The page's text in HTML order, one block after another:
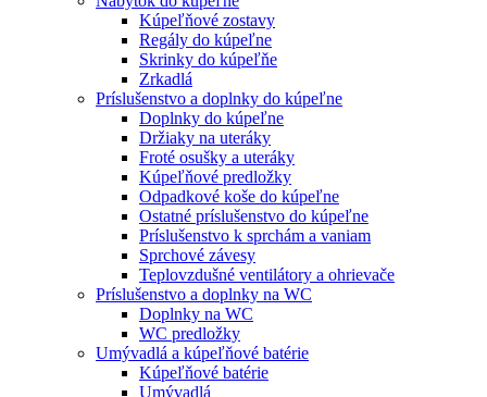
Kúpeľňové zostavy
Regály do kúpeľne
Skrinky do kúpeľňe
Zrkadlá
Príslušenstvo a doplnky do kúpeľne
Doplnky do kúpeľne
Držiaky na uteráky
Froté osušky a uteráky
Kúpeľňové predložky
Odpadkové koše do kúpeľne
Ostatné príslušenstvo do kúpeľne
Príslušenstvo k sprchám a vaniam
Sprchové závesy
Teplovzdušné ventilátory a ohrievače
Príslušenstvo a doplnky na WC
Doplnky na WC
WC predložky
Umývadlá a kúpeľňové batérie
Kúpeľňové batérie
Umývadlá